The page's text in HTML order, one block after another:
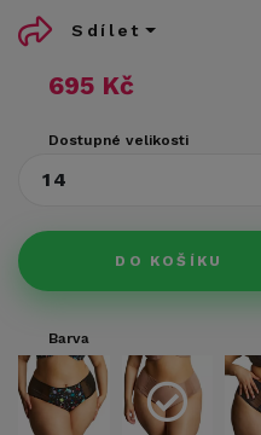
695 Kč
Dostupné velikosti
14
DO KOŠÍKU
Sdílet
Barva